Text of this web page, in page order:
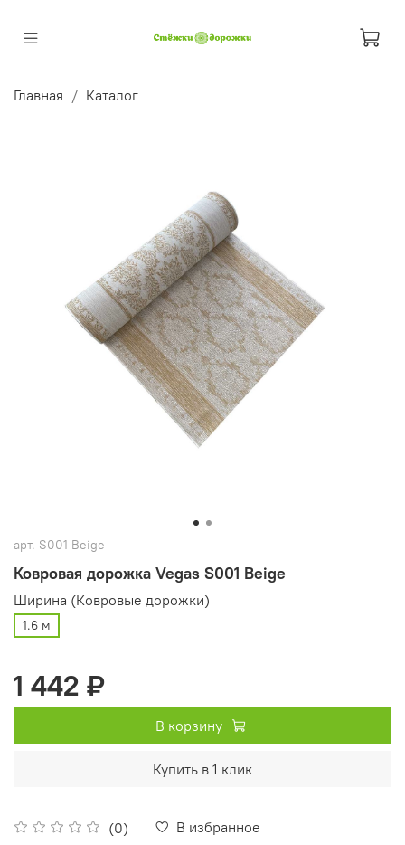
Главная Каталог
арт. S001 Beige
Ковровая дорожка Vegas S001 Beige
(0) В избранное
Ширина (Ковровые дорожки)
1.6 м
1 442 ₽
В корзину
Купить в 1 клик